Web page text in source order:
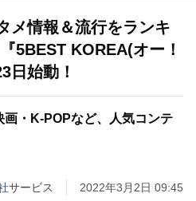
メ情報＆流行をランキ
5BEST KOREA(オー！
日始動！
画・K-POPなど、人気コンテ
サービス 2022年3月2日 09:45